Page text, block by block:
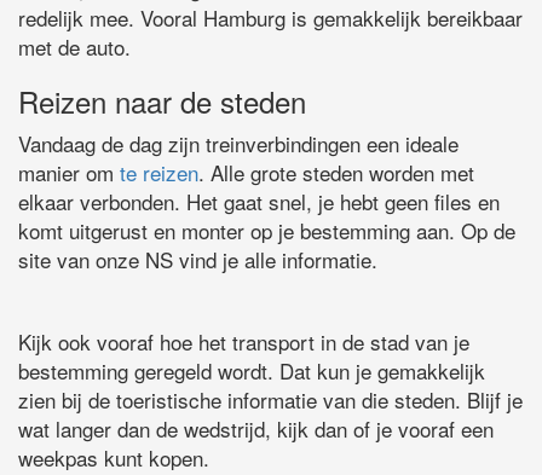
redelijk mee. Vooral Hamburg is gemakkelijk bereikbaar
met de auto.
Reizen naar de steden
Vandaag de dag zijn treinverbindingen een ideale
manier om te reizen. Alle grote steden worden met
elkaar verbonden. Het gaat snel, je hebt geen files en
komt uitgerust en monter op je bestemming aan. Op de
site van onze NS vind je alle informatie.
Kijk ook vooraf hoe het transport in de stad van je
bestemming geregeld wordt. Dat kun je gemakkelijk
zien bij de toeristische informatie van die steden. Blijf je
wat langer dan de wedstrijd, kijk dan of je vooraf een
weekpas kunt kopen.